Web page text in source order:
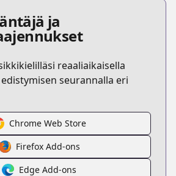
ja
reaaliaikaisella
seurannalla eri
Chrome Web Store
Firefox Add-ons
Edge Add-ons